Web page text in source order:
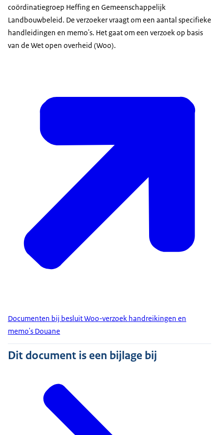
coördinatiegroep Heffing en Gemeenschappelijk
Landbouwbeleid. De verzoeker vraagt om een aantal specifieke
handleidingen en memo's. Het gaat om een verzoek op basis
van de Wet open overheid (Woo).
Documenten bij besluit Woo-verzoek handreikingen en
memo's Douane
Dit document is een bijlage bij